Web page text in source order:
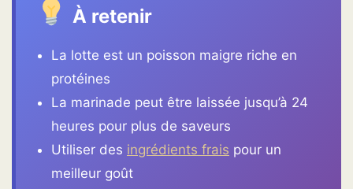
À retenir
La lotte est un poisson maigre riche en
protéines
La marinade peut être laissée jusqu’à 24
heures pour plus de saveurs
Utiliser des ingrédients frais pour un
meilleur goût